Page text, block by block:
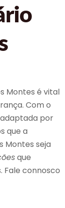
Montes é vital
Com o
por
que a
Montes seja
que
Fale connosco